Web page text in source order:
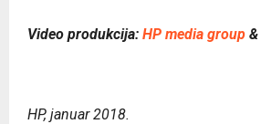
Video produkcija: HP media group &
HP, januar 2018.